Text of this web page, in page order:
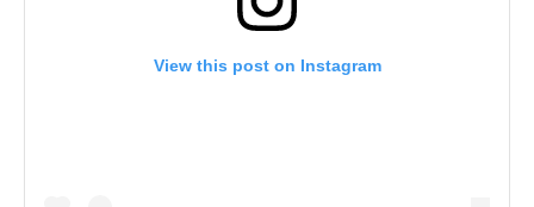
View this post on Instagram